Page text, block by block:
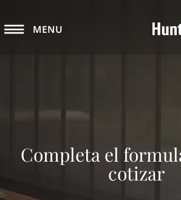
MENU
Completa el
cotizar